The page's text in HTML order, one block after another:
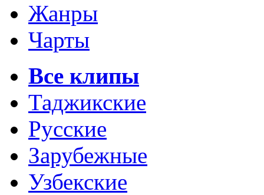
Жанры
Чарты
Все клипы
Таджикские
Русские
Зарубежные
Узбекские